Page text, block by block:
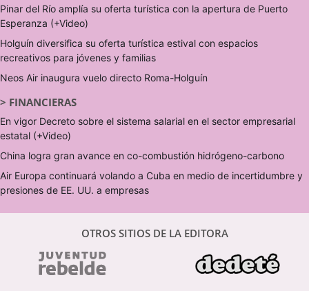
Pinar del Río amplía su oferta turística con la apertura de Puerto
Esperanza (+Video)
Holguín diversifica su oferta turística estival con espacios
recreativos para jóvenes y familias
Neos Air inaugura vuelo directo Roma-Holguín
> FINANCIERAS
En vigor Decreto sobre el sistema salarial en el sector empresarial
estatal (+Video)
China logra gran avance en co-combustión hidrógeno-carbono
Air Europa continuará volando a Cuba en medio de incertidumbre y
presiones de EE. UU. a empresas
OTROS SITIOS DE LA EDITORA